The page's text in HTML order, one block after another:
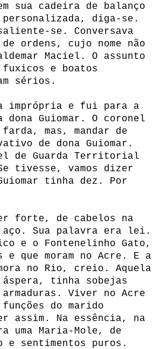
sua cadeira de balanço
diga-se.
se. Conversava
ordens, cujo nome não
Maciel. O assunto
fuxicos e boatos
sérios.
imprópria e fui para a
dona Guiomar. O coronel
mas, mandar de
de dona Guiomar.
de Guarda Territorial
tivesse, vamos dizer
tinha dez. Por
forte, de cabelos na
aço. Sua palavra era lei.
e o Fontenelinho Gato,
que moram no Acre. E a
no Rio, creio. Aquela
tinha sobejas
Viver no Acre
do marido
assim. Na essência, na
uma Maria-Mole, de
e sentimentos puros.